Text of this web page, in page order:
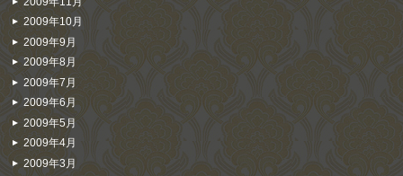
2009年10月
2009年9月
2009年8月
2009年7月
2009年6月
2009年5月
2009年4月
2009年3月